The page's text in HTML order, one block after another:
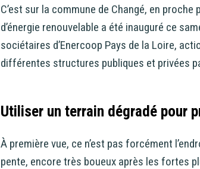
C’est sur la commune de Changé, en
d’énergie renouvelable a été inauguré ce
sociétaires d’Enercoop Pays de la Loire,
différentes structures publiques et privées
Utiliser un terrain dégradé pour
À première vue, ce n’est pas forcément
pente, encore très boueux après les fortes
NB : si vous souscrivez en tant
souscription peut être soumise à
effective.
Un problème, une question ?